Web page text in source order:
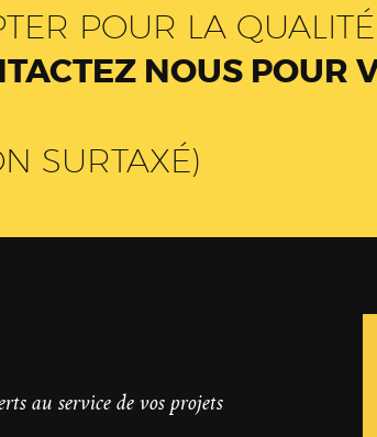
POUR LA
NOUS POUR
SURTAXÉ)
au service de vos projets